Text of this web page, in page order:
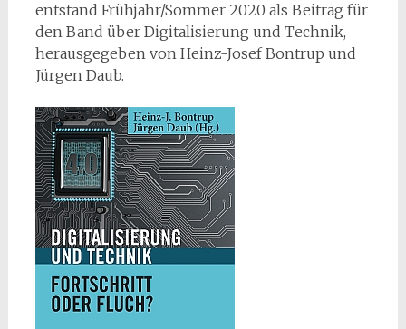
entstand Frühjahr/Sommer 2020 als Beitrag für
den Band über Digitalisierung und Technik,
herausgegeben von Heinz-Josef Bontrup und
Jürgen Daub.